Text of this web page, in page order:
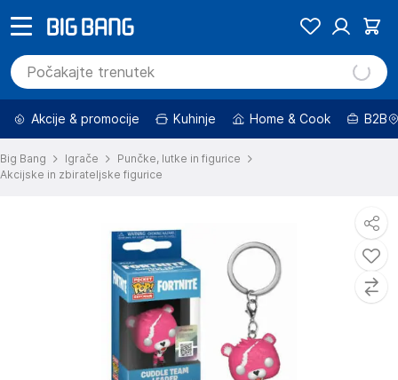
Akcije & promocije Kuhinje Home & Cook B2B
Big Bang Igrače
Punčke, lutke in figurice
Akcijske in zbirateljske figurice